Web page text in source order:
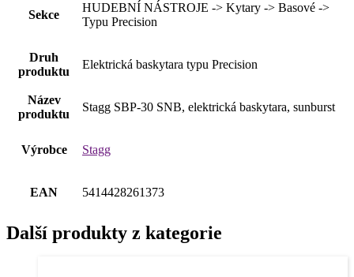
Sekce
HUDEBNÍ NÁSTROJE -> Kytary -> Basové ->
Typu Precision
Druh
produktu
Elektrická baskytara typu Precision
Název
produktu
Stagg SBP-30 SNB, elektrická baskytara, sunburst
Výrobce Stagg
EAN 5414428261373
Další produkty z kategorie